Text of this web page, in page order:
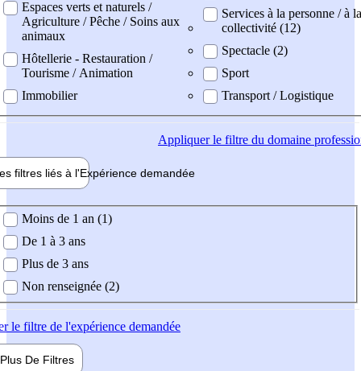
Espaces verts et naturels /
Agriculture / Pêche / Soins aux
animaux
Hôtellerie - Restauration /
Tourisme / Animation
Immobilier
Services à la personne / à la
collectivité (12)
Spectacle (2)
Sport
Transport / Logistique
Appliquerle filtre du domaine
filtres liés à l'Expérience demandée
demandée
Moins de 1 an (1)
De 1 à 3 ans
Plus de 3 ans
Non renseignée (2)
le filtre de l'expérience demandée
Plus De Filtres